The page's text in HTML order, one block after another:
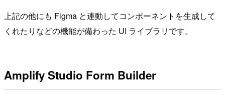
上記の他にも Figma と連動してコンポーネントを生成して
くれたりなどの機能が備わった UI ライブラリです。
Amplify Studio Form Builder